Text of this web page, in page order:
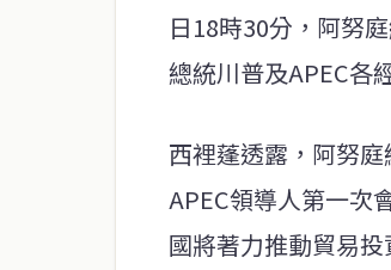
日18時30分，阿努
總統川普及APEC各
西裡蓬透露，阿努
APEC領導人第一次
國將著力推動貿易